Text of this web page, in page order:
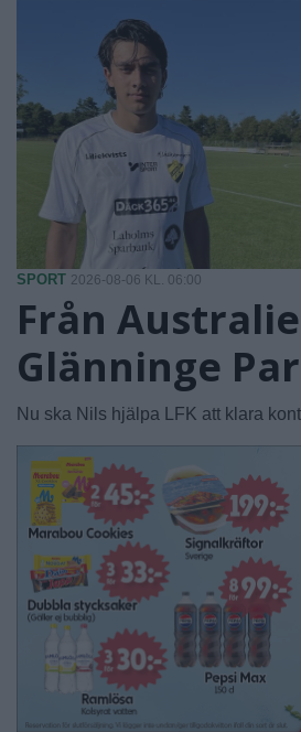
SPORT 2026-08-06 KL. 06:00
Från
Glänninge
Nu ska Nils hjälpa LFK att klara